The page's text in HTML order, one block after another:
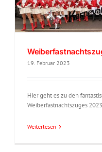
19. Februar 2023
Hier geht es zu den
Weiberfastnachtszuges 2023
Weiterlesen